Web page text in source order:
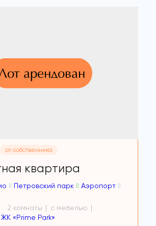
арендован
от собственника
квартира
Петровский парк
Аэропорт
2 комнаты
с мебелью
ЖК «Prime Park»